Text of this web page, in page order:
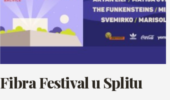
Fibra Festival u Splitu